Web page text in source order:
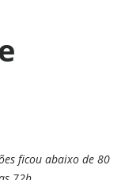
ficou abaixo de 80